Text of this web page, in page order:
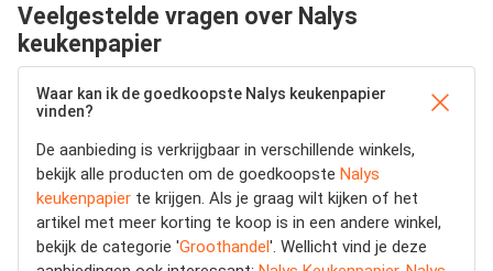
Veelgestelde vragen over Nalys
keukenpapier
Waar kan ik de goedkoopste Nalys keukenpapier
vinden?
De aanbieding is verkrijgbaar in verschillende winkels,
bekijk alle producten om de goedkoopste Nalys
keukenpapier te krijgen. Als je graag wilt kijken of het
artikel met meer korting te koop is in een andere winkel,
bekijk de categorie 'Groothandel'. Wellicht vind je deze